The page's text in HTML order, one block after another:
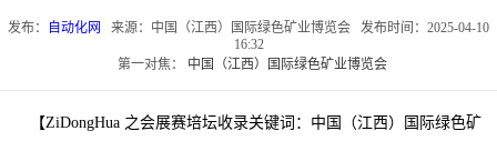
发布： 自动化网
来源：中国（江西）国际绿色矿业博览会 发布时间：2025-04-10
16:32
第一对焦：
中国（江西）国际绿色矿业博览会
【ZiDongHua 之会展赛培坛收录关键词：中国（江西）国际绿色矿